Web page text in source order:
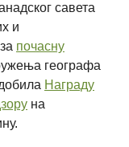
савета
и
почасну
географа
Награду
на